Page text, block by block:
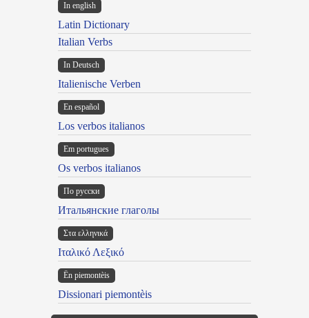
In english
Latin Dictionary
Italian Verbs
In Deutsch
Italienische Verben
En español
Los verbos italianos
Em portugues
Os verbos italianos
По русски
Итальянские глаголы
Στα ελληνικά
Ιταλικό Λεξικό
Ën piemontèis
Dissionari piemontèis